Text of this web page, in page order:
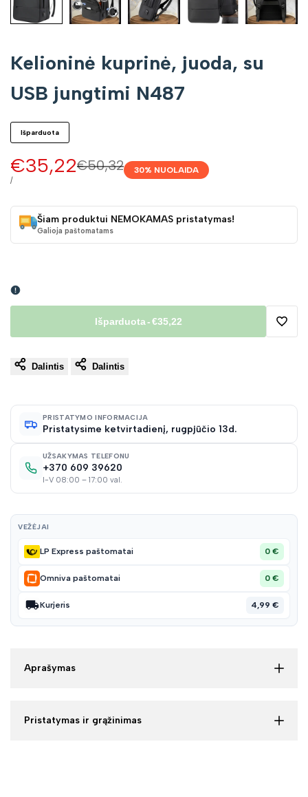
Kelioninė kuprinė, juoda, su
USB jungtimi N487
Išparduota
Įprasta
€50,32
Pardavimo
kaina
€35,22
VIENETO
/
30% NUOLAIDA
Šiam produktui NEMOKAMAS pristatymas!
Galioja paštomatams
Išparduota-€35,22
Dalintis Dalintis
PRISTATYMO INFORMACIJA
Pristatysime ketvirtadienį, rugpjūčio 13d.
UŽSAKYMAS TELEFONU
+370 609 39620
I-V 08:00 – 17:00 val.
VEŽĖJAI
LP Express paštomatai 0 €
Omniva paštomatai 0 €
Kurjeris 4,99 €
Aprašymas
Pristatymas ir grąžinimas